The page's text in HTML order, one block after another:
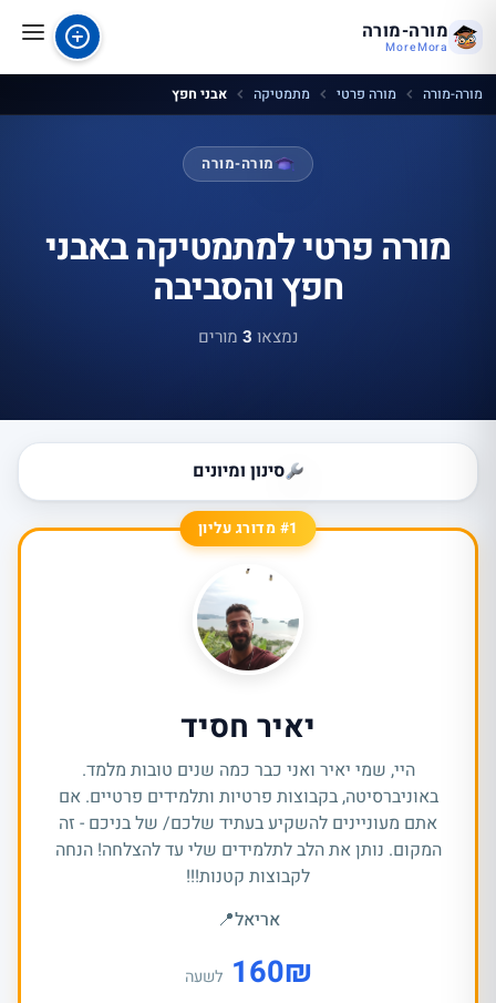
מורה-מורה
MoreMora
מורה-מורה מורה פרטי מתמטיקה אבני חפץ
מורה-מורה
מורה פרטי למתמטיקה באבני
חפץ והסביבה
נמצאו 3 מורים
סינון ומיונים
#1 מדורג עליון
יאיר חסיד
היי, שמי יאיר ואני כבר כמה שנים טובות מלמד.
באוניברסיטה, בקבוצות פרטיות ותלמידים פרטיים. אם
אתם מעוניינים להשקיע בעתיד שלכם/ של בניכם - זה
המקום. נותן את הלב לתלמידים שלי עד להצלחה! הנחה
לקבוצות קטנות!!!
אריאל📍
₪
160 לשעה